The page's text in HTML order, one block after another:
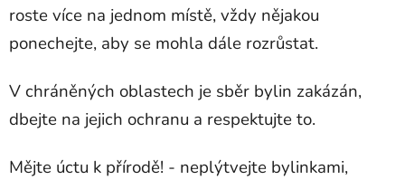
roste více na jednom místě, vždy nějakou
ponechejte, aby se mohla dále rozrůstat.
V chráněných oblastech je sběr bylin zakázán,
dbejte na jejich ochranu a respektujte to.
Mějte úctu k přírodě! - neplýtvejte bylinkami,